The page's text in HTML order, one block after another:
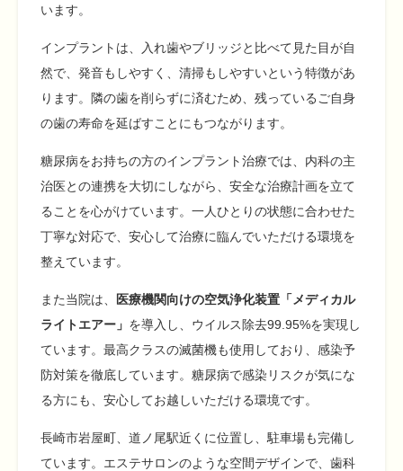
います。
インプラントは、入れ歯やブリッジと比べて見た目が自
然で、発音もしやすく、清掃もしやすいという特徴があ
ります。隣の歯を削らずに済むため、残っているご自身
の歯の寿命を延ばすことにもつながります。
糖尿病をお持ちの方のインプラント治療では、内科の主
治医との連携を大切にしながら、安全な治療計画を立て
ることを心がけています。一人ひとりの状態に合わせた
丁寧な対応で、安心して治療に臨んでいただける環境を
整えています。
また当院は、
医療機関向けの空気浄化装置「メディカル
ライトエアー」 を導入し、ウイルス除去99.95%を実現し
ています。最高クラスの滅菌機も使用しており、感染予
防対策を徹底しています。糖尿病で感染リスクが気にな
る方にも、安心してお越しいただける環境です。
長崎市岩屋町、道ノ尾駅近くに位置し、駐車場も完備し
ています。エステサロンのような空間デザインで、歯科